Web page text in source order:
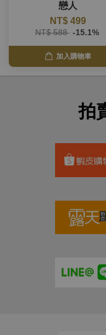
戀人
NT$ 499
NT$ 588 -15.1%
加入購物車
拍